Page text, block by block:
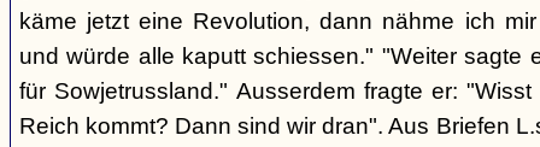
käme jetzt eine Revolution, dann nähme ich
und würde alle kaputt schiessen." "Weiter sagte
für Sowjetrussland." Ausserdem fragte er:
Reich kommt? Dann sind wir dran". Aus Briefen